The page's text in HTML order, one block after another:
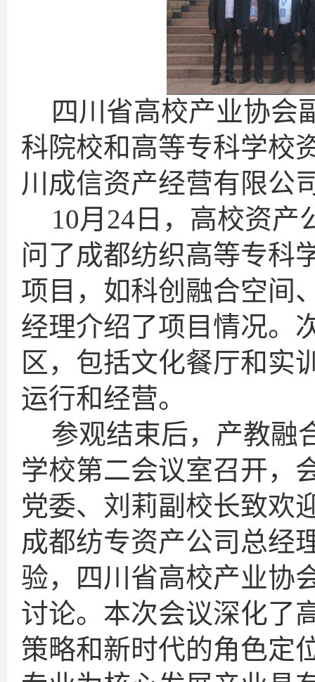
四川省高校产业协会
科院校和高等专科学校
川成信资产经营有限公
10月24日，高校资
问了成都纺织高等专科
项目，如科创融合空间
经理介绍了项目情况。
区，包括文化餐厅和实
运行和经营。
参观结束后，产教融
学校第二会议室召开，
党委、刘莉副校长致欢
成都纺专资产公司总经
验，四川省高校产业协
讨论。本次会议深化了
策略和新时代的角色定